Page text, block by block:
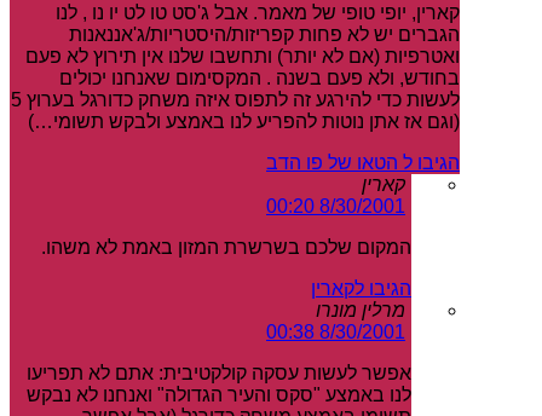
קארין, יופי טופי של מאמר. אבל ג'סט טו לט יו נו , לנו
הגברים יש לא פחות קפריזות/היסטריות/ג'אננאנות
ואטרפיות (אם לא יותר) ותחשבו שלנו אין תירוץ לא פעם
בחודש, ולא פעם בשנה . המקסימום שאנחנו יכולים
לעשות כדי להירגע זה לתפוס איזה משחק כדורגל בערוץ 5
(וגם אז אתן נוטות להפריע לנו באמצע ולבקש תשומי…)
הגיבו ל הטאו של פו הדב
קארין
8/30/2001 00:20
המקום שלכם בשרשרת המזון באמת לא משהו.
הגיבו לקארין
מרלין מונרו
8/30/2001 00:38
אפשר לעשות עסקה קולקטיבית: אתם לא תפריעו
לנו באמצע "סקס והעיר הגדולה" ואנחנו לא נבקש